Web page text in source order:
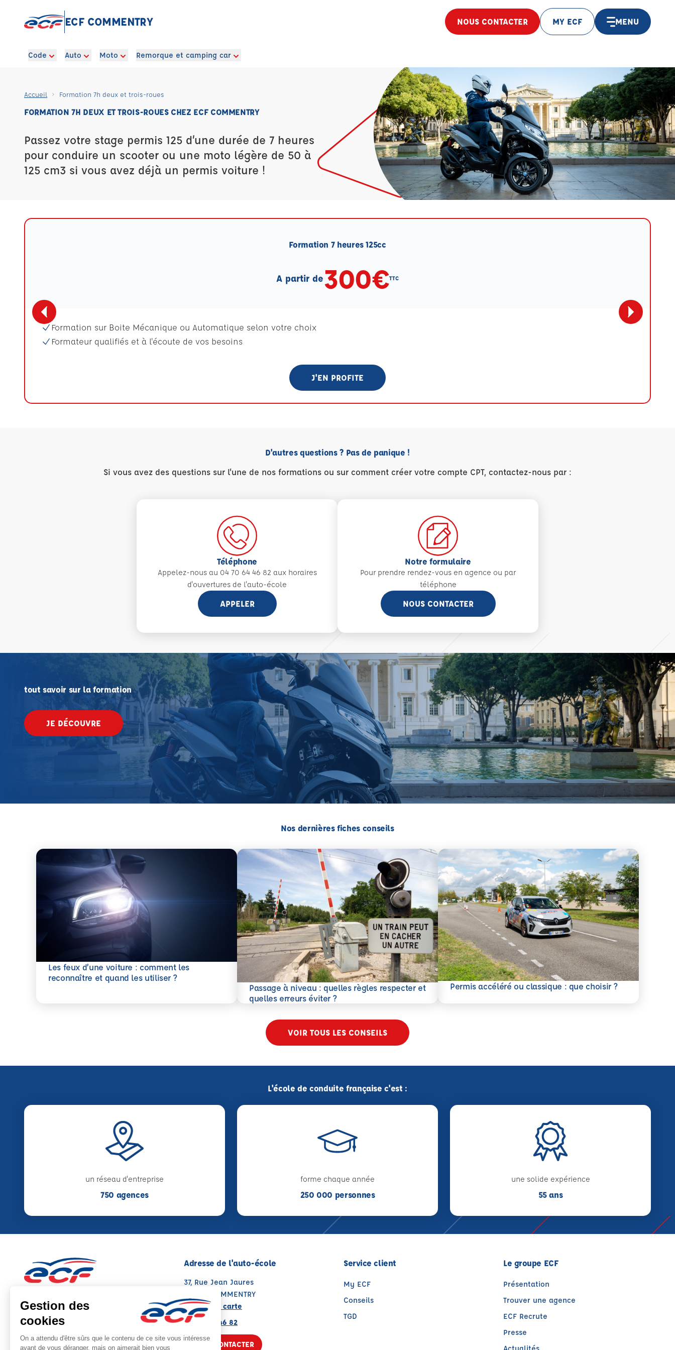
ECF COMMENTRY NOUS CONTACTER MY ECF MENU
Code Auto Moto Remorque et camping car
Accueil Formation 7h deux et trois-roues
FORMATION 7H DEUX ET TROIS-ROUES CHEZ ECF COMMENTRY
Passez votre stage permis 125 d’une durée de 7 heures
pour conduire un scooter ou une moto légère de 50 à
125 cm3 si vous avez déjà un permis voiture !
Formation 7 heures 125cc
A partir de300€TTC
Formation sur Boite Mécanique ou Automatique selon votre choix
Formateur qualifiés et à l'écoute de vos besoins
J'EN PROFITE
D'autres questions ? Pas de panique !
Si vous avez des questions sur l'une de nos formations ou sur comment créer votre compte CPT, contactez-nous par :
Téléphone
Appelez-nous au 04 70 64 46 82 aux horaires
d'ouvertures de l'auto-école
APPELER
Notre formulaire
Pour prendre rendez-vous en agence ou par
téléphone
NOUS CONTACTER
tout savoir sur la formation
JE DÉCOUVRE
Nos dernières fiches conseils
Les feux d’une voiture : comment les
reconnaître et quand les utiliser ?
En savoir plus
Passage à niveau : quelles règles respecter et
quelles erreurs éviter ?
En savoir plus
Permis accéléré ou classique : que choisir ?
En savoir plus
VOIR TOUS LES CONSEILS
L'école de conduite française c'est :
un réseau d'entreprise
750 agences
forme chaque année
250 000 personnes
une solide expérience
55 ans
Note : 4.8/5
Moyenne calculée sur 69 avis
Adresse de l'auto-école
37, Rue Jean Jaures
03600 COMMENTRY
Voir sur la carte
04 70 64 46 82
NOUS CONTACTER
Service client
My ECF
Conseils
TGD
Le groupe ECF
Présentation
Trouver une agence
ECF Recrute
Presse